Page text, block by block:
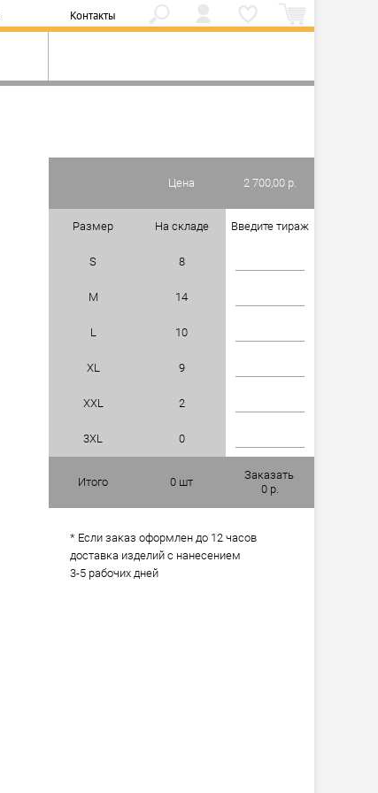
Контакты
Цена 2 700,00 р.
Размер На складе Введите тираж
S 8
M 14
L 10
XL 9
XXL 2
3XL 0
Итого 0 шт
Заказать
0 р.
* Если заказ оформлен до 12 часов
доставка изделий с нанесением
3-5 рабочих дней